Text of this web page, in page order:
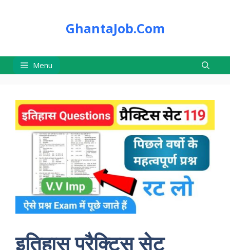
GhantaJob.Com
Menu
इतिहास प्रैक्टिस सेट